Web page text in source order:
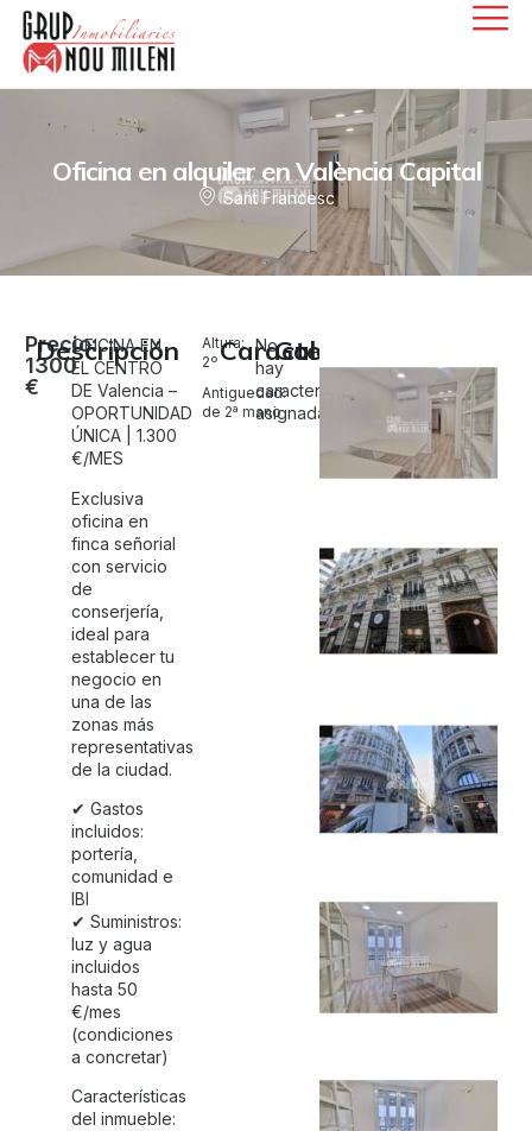
Oficina en alquiler en València Capital
Sant Francesc
Precio:
1300
€
Descripción
OFICINA EN
EL CENTRO
DE Valencia –
OPORTUNIDAD
ÚNICA | 1.300
€/MES
Exclusiva
oficina en
finca señorial
con servicio
de
conserjería,
ideal para
establecer tu
negocio en
una de las
zonas más
representativas
de la ciudad.
✔ Gastos
incluidos:
portería,
comunidad e
IBI
✔ Suministros:
luz y agua
incluidos
hasta 50
€/mes
(condiciones
a concretar)
Características
del inmueble:
Altura:
2º
Antiguedad:
de 2ª mano
Características
No
hay
características
asignadas.
Galería